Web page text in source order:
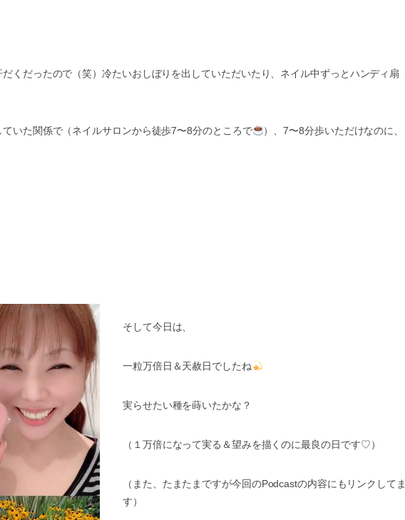
くだったので（笑）冷たいおしぼりを出していただいたり、ネイル中ずっとハンディ扇
いた関係で（ネイルサロンから徒歩7〜8分のところで ）、7〜8分歩いただけなのに、
そして今日は、
一粒万倍日＆天赦日でしたね
実らせたい種を蒔いたかな？
（１万倍になって実る＆望みを描くのに最良の日です♡）
（また、たまたまですが今回のPodcastの内容にもリンクしてま
す）